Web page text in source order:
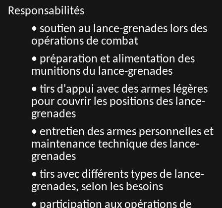
Responsabilités
• soutien au lance-grenades lors des
opérations de combat
• préparation et alimentation des
munitions du lance-grenades
• tirs d'appui avec des armes légères
pour couvrir les positions des lance-
grenades
• entretien des armes personnelles et
maintenance technique des lance-
grenades
• tirs avec différents types de lance-
grenades, selon les besoins
• participation aux opérations de